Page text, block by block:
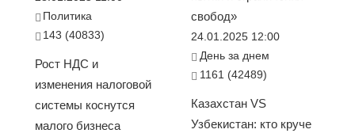
Политика
143 (40833)
Рост НДС и
изменения налоговой
системы коснутся
малого бизнеса
свобод»
24.01.2025 12:00
День за днем
1161 (42489)
Казахстан VS
Узбекистан: кто круче